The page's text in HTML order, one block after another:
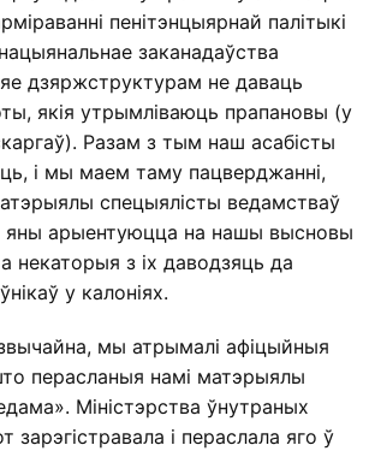
пенітэнцыярнай палітыкі
заканадаўства
дзяржструктурам не даваць
якія утрымліваюць прапановы (у
Разам з тым наш асабісты
і мы маем таму пацверджанні,
спецыялісты ведамстваў
арыентуюцца на нашы высновы
некаторыя з іх даводзяць да
у калоніях.
мы атрымалі афіцыйныя
перасланыя намі матэрыялы
Міністэрства ўнутраных
зарэгістравала і пераслала яго ў